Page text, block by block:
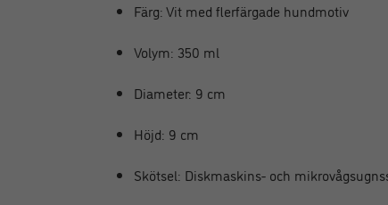
Färg: Vit med flerfärgade hundmotiv
Volym: 350 ml
Diameter: 9 cm
Höjd: 9 cm
Skötsel: Diskmaskins- och